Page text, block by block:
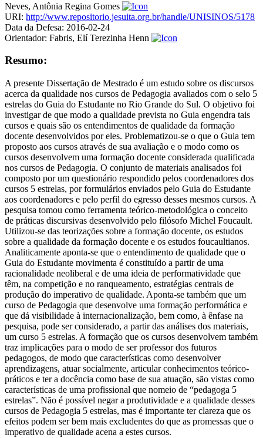
Neves, Antônia Regina Gomes
URI: http://www.repositorio.jesuita.org.br/handle/UNISINOS/5178
Data da Defesa: 2016-02-24
Orientador: Fabris, Elí Terezinha Henn
Resumo:
A presente Dissertação de Mestrado é um estudo sobre os discursos
acerca da qualidade nos cursos de Pedagogia avaliados com o selo 5
estrelas do Guia do Estudante no Rio Grande do Sul. O objetivo foi
investigar de que modo a qualidade prevista no Guia engendra tais
cursos e quais são os entendimentos de qualidade da formação
docente desenvolvidos por eles. Problematizou-se o que o Guia tem
proposto aos cursos através de sua avaliação e o modo como os
cursos desenvolvem uma formação docente considerada qualificada
nos cursos de Pedagogia. O conjunto de materiais analisados foi
composto por um questionário respondido pelos coordenadores dos
cursos 5 estrelas, por formulários enviados pelo Guia do Estudante
aos coordenadores e pelo perfil do egresso desses mesmos cursos. A
pesquisa tomou como ferramenta teórico-metodológica o conceito
de práticas discursivas desenvolvido pelo filósofo Michel Foucault.
Utilizou-se das teorizações sobre a formação docente, os estudos
sobre a qualidade da formação docente e os estudos foucaultianos.
Analiticamente aponta-se que o entendimento de qualidade que o
Guia do Estudante movimenta é constituído a partir de uma
racionalidade neoliberal e de uma ideia de performatividade que
têm, na competição e no ranqueamento, estratégias centrais de
produção do imperativo de qualidade. Aponta-se também que um
curso de Pedagogia que desenvolve uma formação performática e
que dá visibilidade à internacionalização, bem como, à ênfase na
pesquisa, pode ser considerado, a partir das análises dos materiais,
um curso 5 estrelas. A formação que os cursos desenvolvem também
traz implicações para o modo de ser professor dos futuros
pedagogos, de modo que características como desenvolver
aprendizagens, atuar socialmente, articular conhecimentos teórico-
práticos e ter a docência como base de sua atuação, são vistas como
características de uma profissional que nomeio de “pedagoga 5
estrelas”. Não é possível negar a produtividade e a qualidade desses
cursos de Pedagogia 5 estrelas, mas é importante ter clareza que os
efeitos podem ser bem mais excludentes do que as promessas que o
imperativo de qualidade acena a estes cursos.